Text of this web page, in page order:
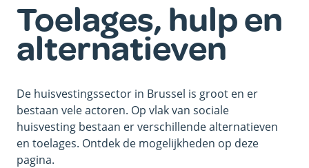
Toelages, hulp en
alternatieven
De huisvestingssector in Brussel is groot en er
bestaan vele actoren. Op vlak van sociale
huisvesting bestaan er verschillende alternatieven
en toelages. Ontdek de mogelijkheden op deze
pagina.